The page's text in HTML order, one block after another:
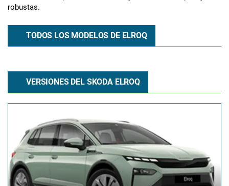
robustas.
TODOS LOS MODELOS DE ELROQ
VERSIONES DEL SKODA ELROQ